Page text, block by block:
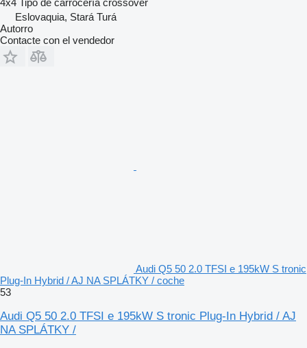
4x4 Tipo de carrocería crossover
Eslovaquia, Stará Turá
Autorro
Contacte con el vendedor
Audi Q5 50 2.0 TFSI e 195kW S tronic
Plug-In Hybrid / AJ NA SPLÁTKY / coche
53
Audi Q5 50 2.0 TFSI e 195kW S tronic Plug-In Hybrid / AJ
NA SPLÁTKY /